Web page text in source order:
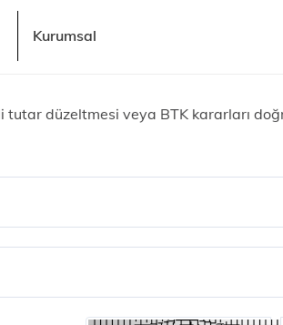
Kurumsal
tutar düzeltmesi veya BTK kararları